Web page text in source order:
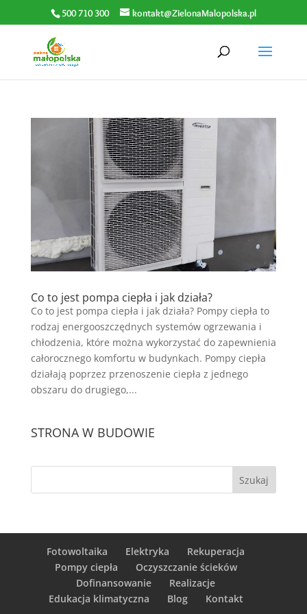
500 710 300 kontakt@ZielonaMalopolska.pl
Co to jest pompa ciepła i jak działa?
Co to jest pompa ciepła i jak działa? Pompy ciepła to
rodzaj energooszczędnych systemów ogrzewania i
chłodzenia, które można wykorzystać do zapewnienia
całorocznego komfortu w budynkach. Pompy ciepła
działają poprzez przenoszenie ciepła z jednego
obszaru do drugiego,...
STRONA W BUDOWIE
Fotowoltaika Elektryka
Rekuperacja
Pompy ciepła
Oczyszczanie ścieków
Dofinansowanie
Realizacje
Edukacja klimatyczna
Blog Kontakt